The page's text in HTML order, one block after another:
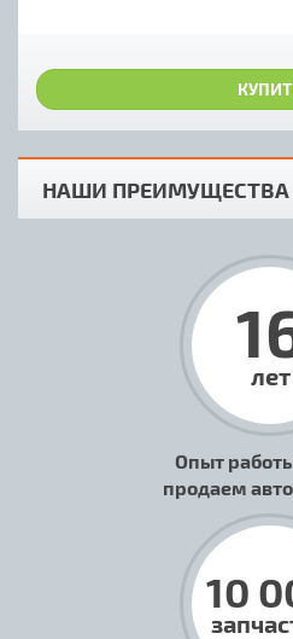
НАШИ ПРЕИМУЩЕСТВА
лет
Опыт
продаем
10